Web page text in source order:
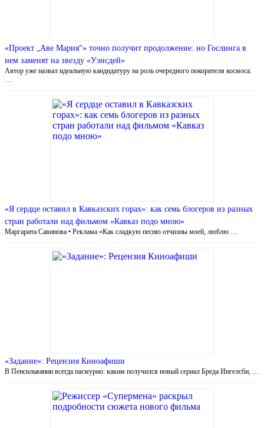
«Проект „Аве Мария“» точно получит продолжение: но Гослинга в
нем заменят на звезду «Уэнсдей»
Автор уже назвал идеальную кандидатуру на роль очередного покорителя космоса.
«Я сердце оставил в Кавказских горах»: как семь блогеров из разных
стран работали над фильмом «Кавказ подо мною»
Маргарита Савинова • Реклама «Как сладкую песню отчизны моей, люблю …
«Задание»: Рецензия Киноафиши
В Пенсильвании всегда пасмурно: каким получился новый сериал Бреда Ингелсби, …